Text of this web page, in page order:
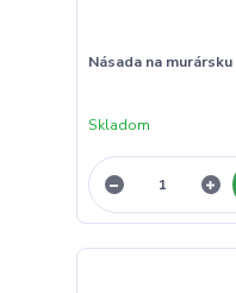
Násada na
Skladom